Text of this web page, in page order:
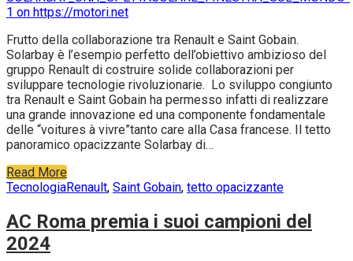
Frutto della collaborazione tra Renault e Saint Gobain.
Solarbay è l’esempio perfetto dell’obiettivo ambizioso del
gruppo Renault di costruire solide collaborazioni per
sviluppare tecnologie rivoluzionarie. Lo sviluppo congiunto
tra Renault e Saint Gobain ha permesso infatti di realizzare
una grande innovazione ed una componente fondamentale
delle “voitures à vivre”tanto care alla Casa francese. Il tetto
panoramico opacizzante Solarbay di…
Read More
TecnologiaRenault, Saint Gobain, tetto opacizzante
AC Roma premia i suoi campioni del
2024